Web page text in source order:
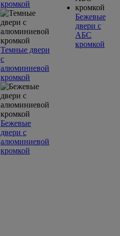
кромкой
Темные двери
с
алюминиевой
кромкой
Бежевые
двери с
алюминиевой
кромкой
Бежевые
двери с
АБС
кромкой